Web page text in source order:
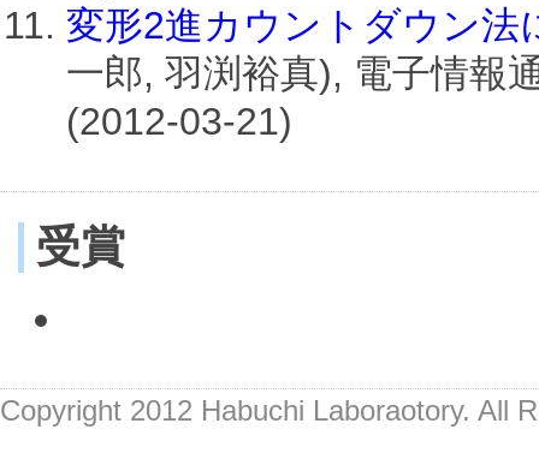
変形2進カウントダウン
一郎, 羽渕裕真), 電子情報
(2012-03-21)
受賞
Copyright 2012 Habuchi Laboraotory. All